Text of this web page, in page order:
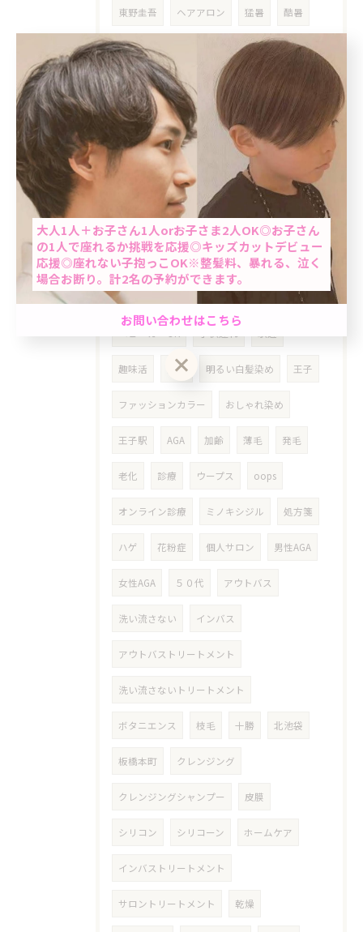
東野圭吾 ヘアアロン 猛暑 酷暑
ライン 根本染め
女性 クーポン 明るめ白髪染め
東十条 乾燥対策 シニア
おばちゃんパーマ ミントベル
マリンブルーシャンプー 60歳以上
平日 ６０代 ７０代 真夏
だるさ 疲れ 気分転換 お知らせ
リタッチヘアカラー
趣味活 国宝 明るい白髪染め 王子
ファッションカラー おしゃれ染め
王子駅 AGA 加齢 薄毛 発毛
老化 診療 ウープス oops
オンライン診療 ミノキシジル 処方箋
ハゲ 花粉症 個人サロン 男性AGA
女性AGA ５０代 アウトバス
洗い流さない インバス
アウトバストリートメント
洗い流さないトリートメント
ボタニエンス 枝毛 十勝 北池袋
板橋本町 クレンジング
クレンジングシャンプー 皮膜
シリコン シリコーン ホームケア
インバストリートメント
サロントリートメント 乾燥
当日予約OK
大人1人＋お子さん1人orお子さま2人OK◎お子さん
の1人で座れるか挑戦を応援◎キッズカットデビュー
応援◎座れない子抱っこOK※整髪料、暴れる、泣く
場合お断り。計2名の予約ができます。
お問い合わせはこちら
男性限定★最短60分で完了のクイック白髪染め＆カ
ット☆「ちょっと気になる…」を気軽にケア。週末
前におすすめ◎自然で清潔感のある仕上がり☆